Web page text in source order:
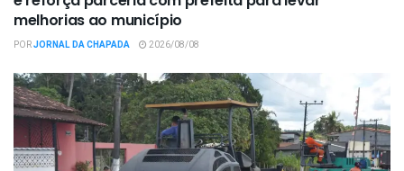
melhorias ao município
PORJORNAL DA CHAPADA 2026/08/08